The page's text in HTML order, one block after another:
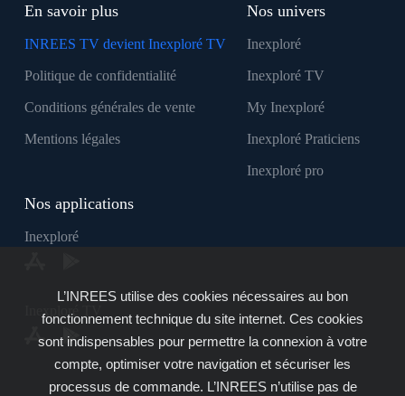
En savoir plus
INREES TV devient Inexploré TV
Politique de confidentialité
Conditions générales de vente
Mentions légales
Nos univers
Inexploré
Inexploré TV
My Inexploré
Inexploré Praticiens
Inexploré pro
Nos applications
Inexploré
Inexploré TV
L’INREES utilise des cookies nécessaires au bon
fonctionnement technique du site internet. Ces cookies
sont indispensables pour permettre la connexion à votre
compte, optimiser votre navigation et sécuriser les
processus de commande. L’INREES n’utilise pas de